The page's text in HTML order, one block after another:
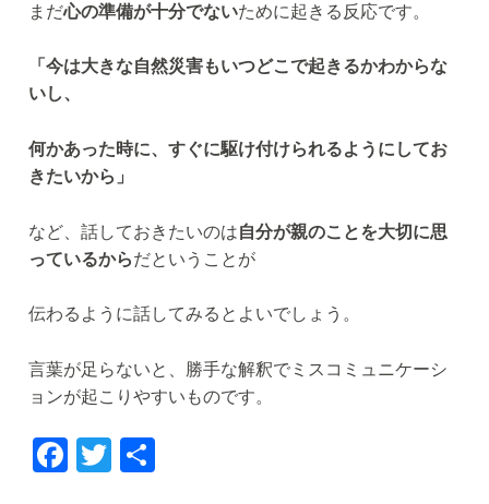
まだ心の準備が十分でないために起きる反応です。
「今は大きな自然災害もいつどこで起きるかわからな
いし、
何かあった時に、すぐに駆け付けられるようにしてお
きたいから」
など、話しておきたいのは自分が親のことを大切に思
っているからだということが
伝わるように話してみるとよいでしょう。
言葉が足らないと、勝手な解釈でミスコミュニケーシ
ョンが起こりやすいものです。
F
T